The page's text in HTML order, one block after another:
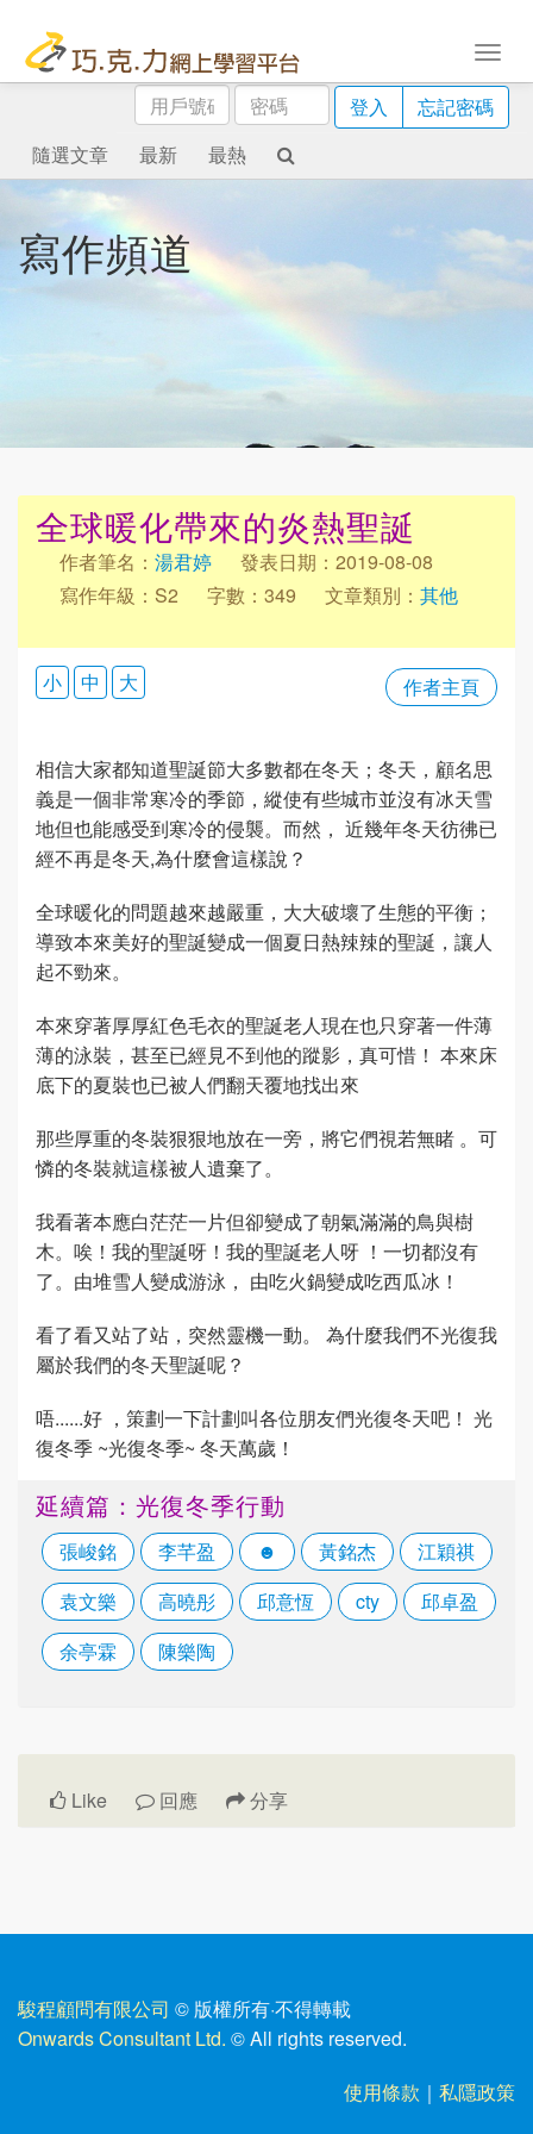
用
戶
號
碼
密
碼
登入
忘記密碼
隨選文章
最新 最熱
寫作頻道
全球暖化帶來的炎熱聖誕
作者筆名： 湯君婷
發表日期：2019-08-08
寫作年級：S2
字數：349 文章類別： 其他
作者主頁
小 中 大
相信大家都知道聖誕節大多數都在冬天；冬天，顧名思
義是一個非常寒冷的季節，縱使有些城市並沒有冰天雪
地但也能感受到寒冷的侵襲。而然， 近幾年冬天彷彿已
經不再是冬天,為什麼會這樣說？
全球暖化的問題越來越嚴重，大大破壞了生態的平衡；
導致本來美好的聖誕變成一個夏日熱辣辣的聖誕，讓人
起不勁來。
本來穿著厚厚紅色毛衣的聖誕老人現在也只穿著一件薄
薄的泳裝，甚至已經見不到他的蹤影，真可惜！ 本來床
底下的夏裝也已被人們翻天覆地找出來
那些厚重的冬裝狠狠地放在一旁，將它們視若無睹 。可
憐的冬裝就這樣被人遺棄了。
我看著本應白茫茫一片但卻變成了朝氣滿滿的鳥與樹
木。唉！我的聖誕呀！我的聖誕老人呀 ！一切都沒有
了。由堆雪人變成游泳， 由吃火鍋變成吃西瓜冰！
看了看又站了站，突然靈機一動。 為什麼我們不光復我
屬於我們的冬天聖誕呢？
唔......好 ，策劃一下計劃叫各位朋友們光復冬天吧！ 光
復冬季 ~光復冬季~ 冬天萬歲！
延續篇：光復冬季行動
張峻銘 李芊盈 ☻ 黃銘杰
江穎祺
袁文樂
高曉彤 邱意恆 cty
邱卓盈
余亭霖
陳樂陶
Like 回應 分享
駿程顧問有限公司 © 版權所有·不得轉載
Onwards Consultant Ltd. © All rights reserved.
使用條款 ｜ 私隱政策